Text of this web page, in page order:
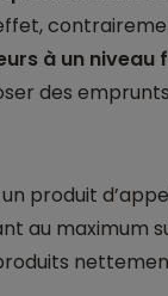
à un niveau
des
produit
au maximum